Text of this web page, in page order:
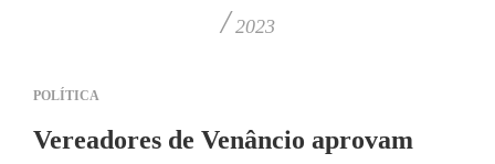
/ 2023
POLÍTICA
Vereadores de Venâncio aprovam